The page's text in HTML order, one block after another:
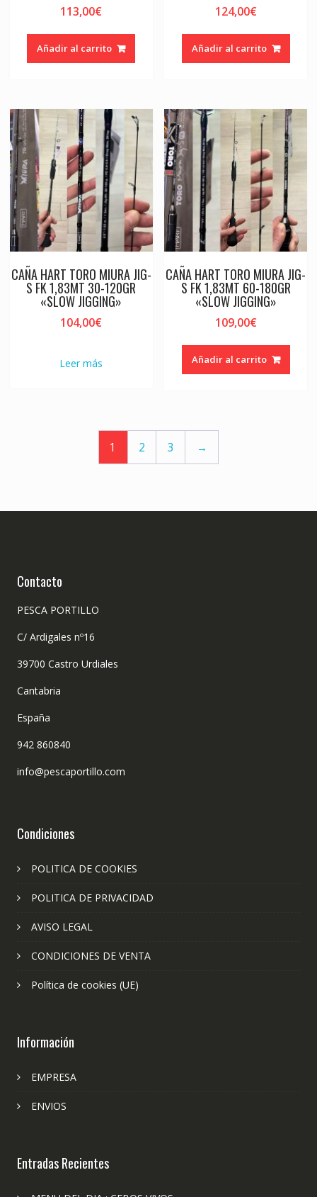
113,00€
Añadir al carrito
124,00€
Añadir al carrito
CAÑA HART TORO MIURA JIG-
S FK 1,83MT 30-120GR
«SLOW JIGGING»
104,00€
Leer más
CAÑA HART TORO MIURA JIG-
S FK 1,83MT 60-180GR
«SLOW JIGGING»
109,00€
Añadir al carrito
1 2 3 →
Contacto
PESCA PORTILLO
C/ Ardigales nº16
39700 Castro Urdiales
Cantabria
España
942 860840
info@pescaportillo.com
Condiciones
POLITICA DE COOKIES
POLITICA DE PRIVACIDAD
AVISO LEGAL
CONDICIONES DE VENTA
Política de cookies (UE)
Información
EMPRESA
ENVIOS
Entradas Recientes